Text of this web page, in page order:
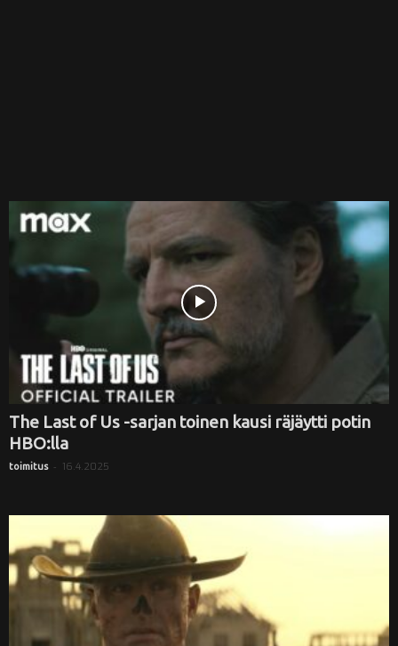
The Last of Us -sarjan toinen kausi räjäytti potin
HBO:lla
toimitus - 16.4.2025